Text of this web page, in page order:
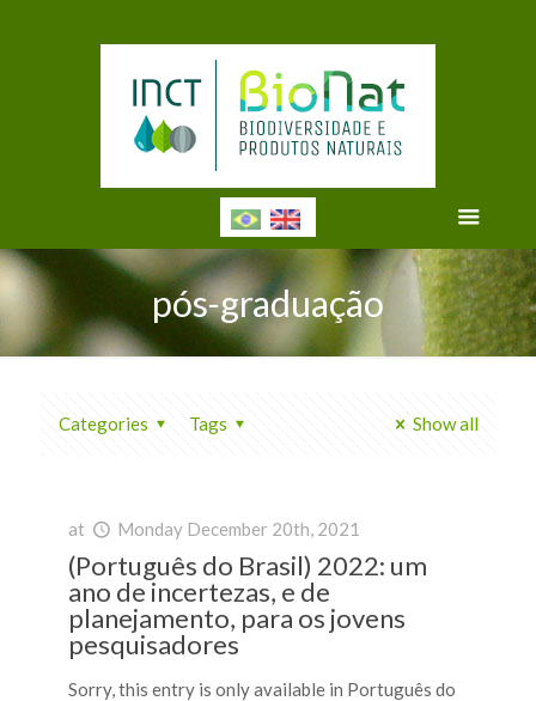
pós-graduação
Categories Tags Show all
at Monday December 20th, 2021
(Português do Brasil) 2022: um
ano de incertezas, e de
planejamento, para os jovens
pesquisadores
Sorry, this entry is only available in Português do